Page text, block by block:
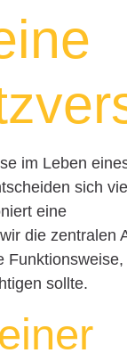
im Leben
sich
eine
die zentralen
sollte.